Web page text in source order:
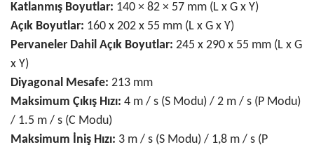
Katlanmış Boyutlar: 140 × 82 × 57 mm (L x G x Y)
Açık Boyutlar: 160 x 202 x 55 mm (L x G x Y)
Pervaneler Dahil Açık Boyutlar: 245 x 290 x 55 mm (L x G
x Y)
Diyagonal Mesafe: 213 mm
Maksimum Çıkış Hızı: 4 m / s (S Modu) / 2 m / s (P Modu)
/ 1.5 m / s (C Modu)
Maksimum İniş Hızı: 3 m / s (S Modu) / 1,8 m / s (P